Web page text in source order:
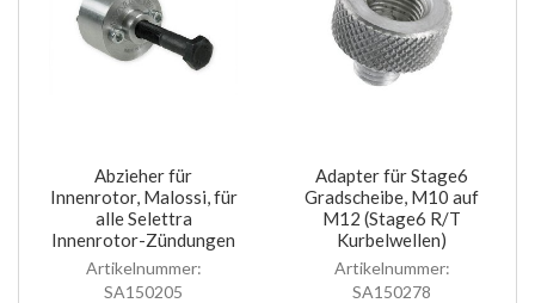
Abzieher für
Innenrotor, Malossi, für
alle Selettra
Innenrotor-Zündungen
Artikelnummer:
SA150205
Adapter für Stage6
Gradscheibe, M10 auf
M12 (Stage6 R/T
Kurbelwellen)
Artikelnummer:
SA150278